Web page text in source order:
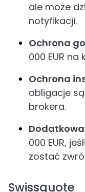
ale może
notyfikacji.
Ochrona
000 EUR na
Ochrona
obligacje
brokera.
000 EUR,
zostać
Swissquote